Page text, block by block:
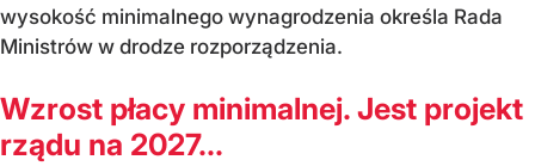
wysokość minimalnego wynagrodzenia określa Rada
Ministrów w drodze rozporządzenia.
Wzrost płacy minimalnej. Jest projekt
rządu na 2027...